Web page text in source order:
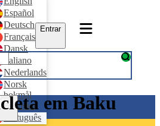
Español
Deutsch
Français
Dansk
Italiano
Nederlands
Norsk
bokmål
Svenska
Português
Entrar
em Baku